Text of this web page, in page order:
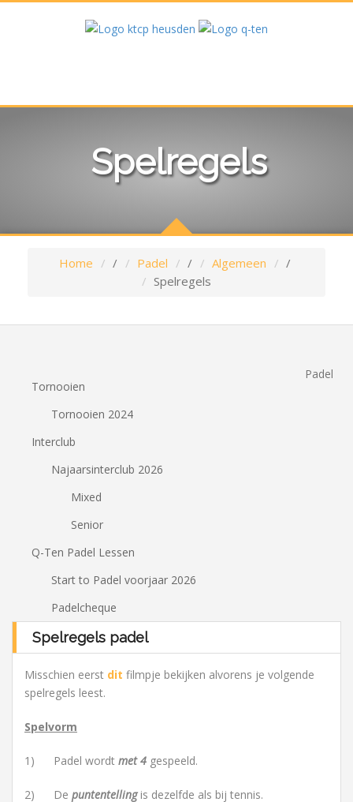
Spelregels
Home / Padel / Algemeen
/
Spelregels
Padel
Tornooien
Tornooien 2024
Interclub
Najaarsinterclub 2026
Mixed
Senior
Q-Ten Padel Lessen
Start to Padel voorjaar 2026
Padelcheque
Spelregels padel
Misschien eerst dit filmpje bekijken alvorens je volgende
spelregels leest.
Spelvorm
1) Padel wordt met 4 gespeeld.
2) De puntentellingis dezelfde als bij tennis.